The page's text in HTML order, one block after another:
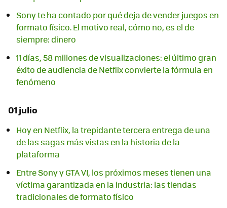
Sony te ha contado por qué deja de vender juegos en
formato físico. El motivo real, cómo no, es el de
siempre: dinero
11 días, 58 millones de visualizaciones: el último gran
éxito de audiencia de Netflix convierte la fórmula en
fenómeno
01 julio
Hoy en Netflix, la trepidante tercera entrega de una
de las sagas más vistas en la historia de la
plataforma
Entre Sony y GTA VI, los próximos meses tienen una
víctima garantizada en la industria: las tiendas
tradicionales de formato físico